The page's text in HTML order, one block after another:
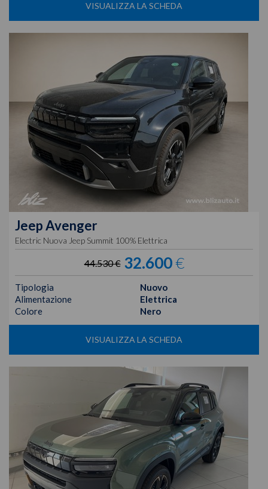
VISUALIZZA LA SCHEDA
JeepAvenger
Electric Nuova Jeep Summit 100% Elettrica
44.530 € 32.600€
Tipologia
Nuovo
Alimentazione
Elettrica
Colore
Nero
VISUALIZZA LA SCHEDA